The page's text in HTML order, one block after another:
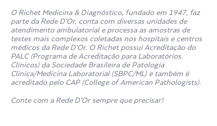
Os valores de referência podem variar de acordo com o
laboratório, mas, em geral, a interpretação dos resultados
é feita da seguinte forma:
Negativo (menor que 0,9 UI/mL): ausência de infecção
recente;
ativa;
O Richet Medicina & Diagnóstico, fundado em 1947, faz
parte da Rede D’Or, conta com diversas unidades de
atendimento ambulatorial e processa as amostras de
testes mais complexos coletadas nos hospitais e centros
médicos da Rede D’Or. O Richet possui Acreditação do
PALC (Programa de Acreditação para Laboratórios
Clínicos) da Sociedade Brasileira de Patologia
Clínica/Medicina Laboratorial (SBPC/ML) e também é
acreditado pelo CAP (College of American Pathologists).
Conte com a Rede D’Or sempre que precisar!